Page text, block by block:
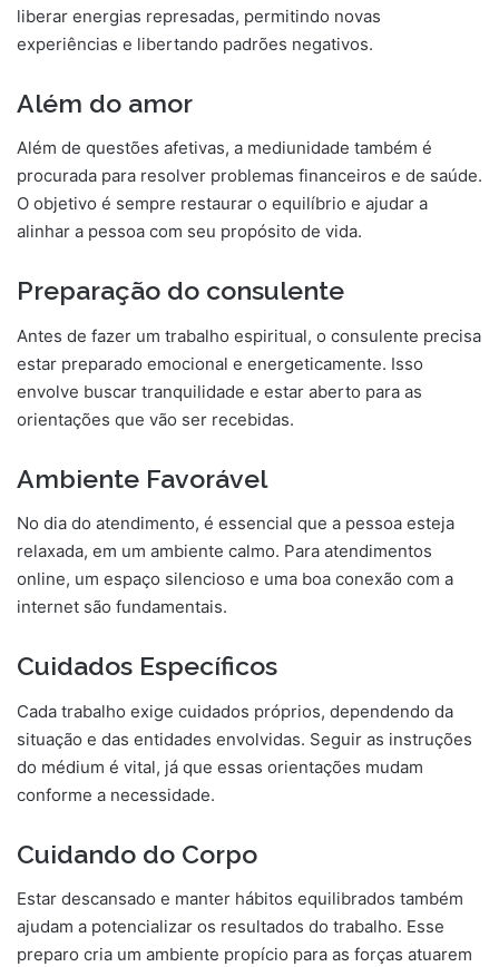
liberar energias represadas, permitindo novas
experiências e libertando padrões negativos.
Além do amor
Além de questões afetivas, a mediunidade também é
procurada para resolver problemas financeiros e de saúde.
O objetivo é sempre restaurar o equilíbrio e ajudar a
alinhar a pessoa com seu propósito de vida.
Preparação do consulente
Antes de fazer um trabalho espiritual, o consulente precisa
estar preparado emocional e energeticamente. Isso
envolve buscar tranquilidade e estar aberto para as
orientações que vão ser recebidas.
Ambiente Favorável
No dia do atendimento, é essencial que a pessoa esteja
relaxada, em um ambiente calmo. Para atendimentos
online, um espaço silencioso e uma boa conexão com a
internet são fundamentais.
Cuidados Específicos
Cada trabalho exige cuidados próprios, dependendo da
situação e das entidades envolvidas. Seguir as instruções
do médium é vital, já que essas orientações mudam
conforme a necessidade.
Cuidando do Corpo
Estar descansado e manter hábitos equilibrados também
ajudam a potencializar os resultados do trabalho. Esse
preparo cria um ambiente propício para as forças atuarem